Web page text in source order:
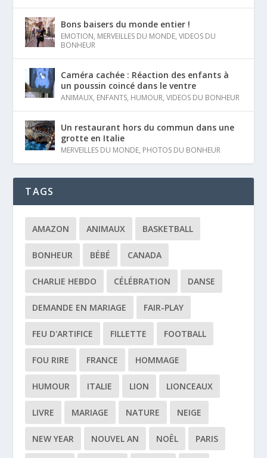
Bons baisers du monde entier !
EMOTION, MERVEILLES DU MONDE,VIDEOS DU
BONHEUR
Caméra cachée : Réaction des enfants à
un poussin coincé dans le ventre
ANIMAUX, ENFANTS, HUMOUR,VIDEOS DU BONHEUR
Un restaurant hors du commun dans une
grotte en Italie
MERVEILLES DU MONDE, PHOTOS DU BONHEUR
TAGS
AMAZON ANIMAUX BASKETBALL
BONHEUR BÉBÉ CANADA
CHARLIE HEBDO CÉLÉBRATION DANSE
DEMANDE EN MARIAGE FAIR-PLAY
FEU D'ARTIFICE FILLETTE FOOTBALL
FOU RIRE FRANCE HOMMAGE
HUMOUR ITALIE LION LIONCEAUX
LIVRE MARIAGE NATURE NEIGE
NEW YEAR NOUVEL AN NOÊL PARIS